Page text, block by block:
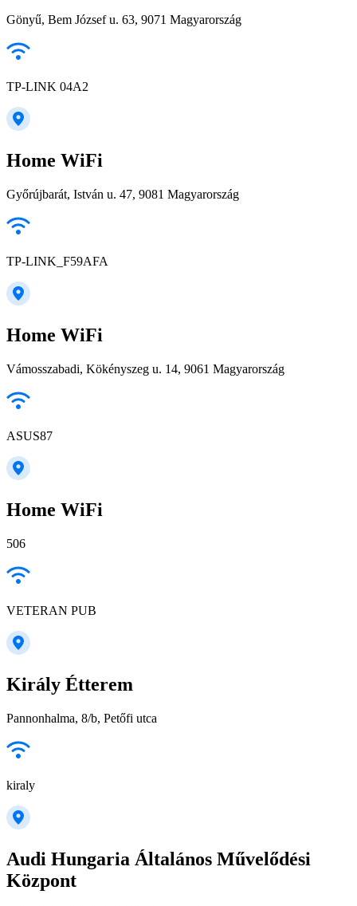
Gönyű, Bem József u. 63, 9071 Magyarország
TP-LINK 04A2
Home WiFi
Győrújbarát, István u. 47, 9081 Magyarország
TP-LINK_F59AFA
Home WiFi
Vámosszabadi, Kökényszeg u. 14, 9061 Magyarország
ASUS87
Home WiFi
506
VETERAN PUB
Király Étterem
Pannonhalma, 8/b, Petőfi utca
kiraly
Audi Hungaria Általános Művelődési
Központ